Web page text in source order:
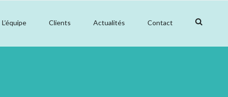
L’équipe Clients Actualités Contact